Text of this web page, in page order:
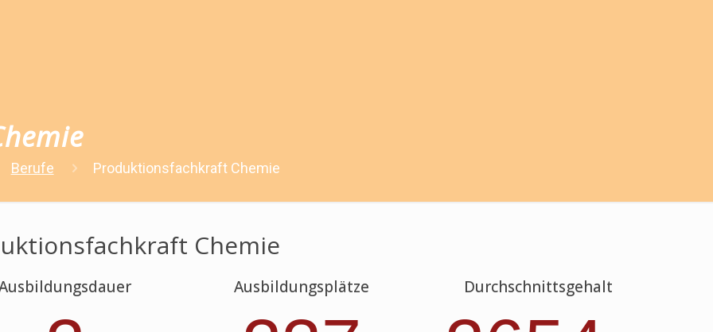
Berufe Produktionsfachkraft Chemie
Chemie
Ausbildungsplätze Durchschnittsgehalt